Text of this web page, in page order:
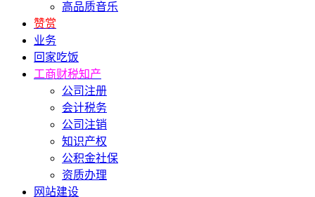
高品质音乐
赞赏
业务
回家吃饭
工商财税知产
公司注册
会计税务
公司注销
知识产权
公积金社保
资质办理
网站建设